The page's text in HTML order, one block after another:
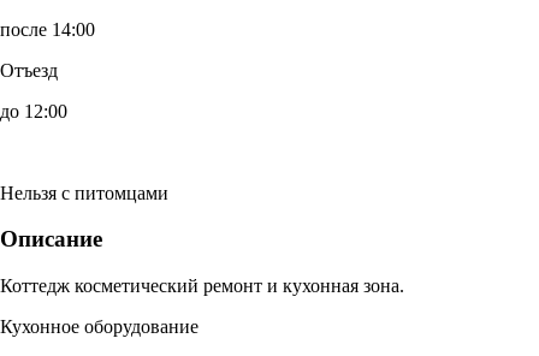
после 14:00
Отъезд
до 12:00
Нельзя с питомцами
Описание
Коттедж косметический ремонт и кухонная зона.
Кухонное оборудование